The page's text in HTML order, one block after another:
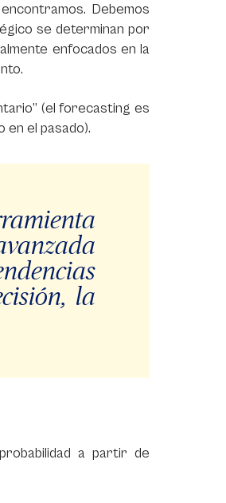
Debemos
se determinan por
enfocados en la
(el forecasting es
el pasado).
la
a partir de